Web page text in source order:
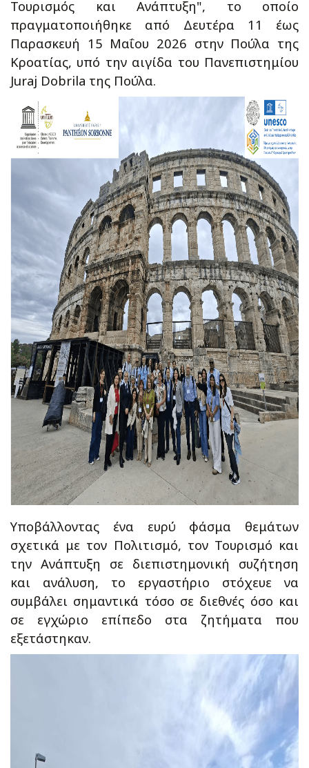
Τουρισμός και Ανάπτυξη", το οποίο
πραγματοποιήθηκε από Δευτέρα 11 έως
Παρασκευή 15 Μαΐου 2026 στην Πούλα της
Κροατίας, υπό την αιγίδα του Πανεπιστημίου
Juraj Dobrila της Πούλα.
Υποβάλλοντας ένα ευρύ φάσμα θεμάτων
σχετικά με τον Πολιτισμό, τον Τουρισμό και
την Ανάπτυξη σε διεπιστημονική συζήτηση
και ανάλυση, το εργαστήριο στόχευε να
συμβάλει σημαντικά τόσο σε διεθνές όσο και
σε εγχώριο επίπεδο στα ζητήματα που
εξετάστηκαν.